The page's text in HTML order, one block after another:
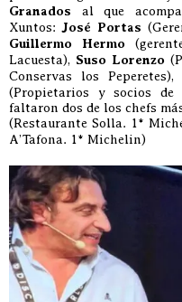
Granados al que
Xuntos: José Portas
Guillermo Hermo
Lacuesta), Suso Lorenzo
Conservas los Peperetes),
(Propietarios y socios de
faltaron dos de los chefs
(Restaurante Solla. 1*
A’Tafona. 1* Michelin)